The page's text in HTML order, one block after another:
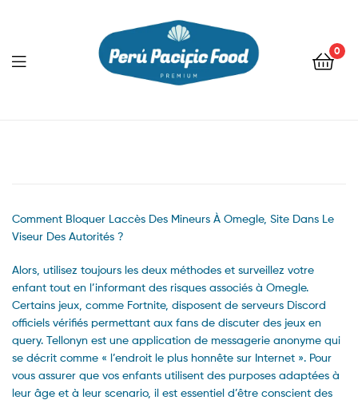
0
Menu
Comment Bloquer Laccès Des Mineurs À Omegle, Site Dans Le
Viseur Des Autorités ?
Alors, utilisez toujours les deux méthodes et surveillez votre
enfant tout en l’informant des risques associés à Omegle.
Certains jeux, comme Fortnite, disposent de serveurs Discord
officiels vérifiés permettant aux fans de discuter des jeux en
query. Tellonyn est une application de messagerie anonyme qui
se décrit comme « l’endroit le plus honnête sur Internet ». Pour
vous assurer que vos enfants utilisent des purposes adaptées à
leur âge et à leur scenario, il est essentiel d’être conscient des